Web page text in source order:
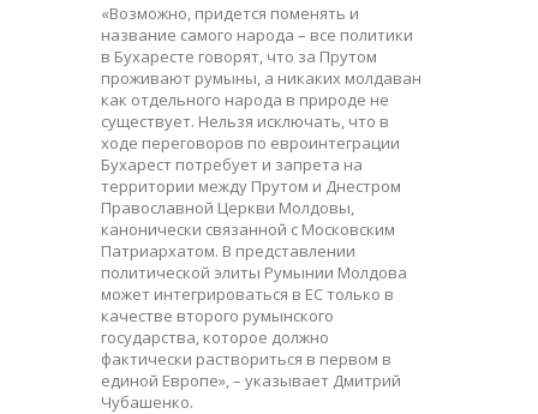
«Возможно, придется поменять и
название самого народа – все политики
в Бухаресте говорят, что за Прутом
проживают румыны, а никаких молдаван
как отдельного народа в природе не
существует. Нельзя исключать, что в
ходе переговоров по евроинтеграции
Бухарест потребует и запрета на
территории между Прутом и Днестром
Православной Церкви Молдовы,
канонически связанной с Московским
Патриархатом. В представлении
политической элиты Румынии Молдова
может интегрироваться в ЕС только в
качестве второго румынского
государства, которое должно
фактически раствориться в первом в
единой Европе», – указывает Дмитрий
Чубашенко.